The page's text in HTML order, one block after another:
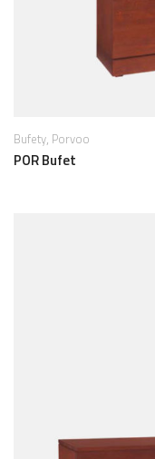
Bufety, Porvoo
POR Bufet